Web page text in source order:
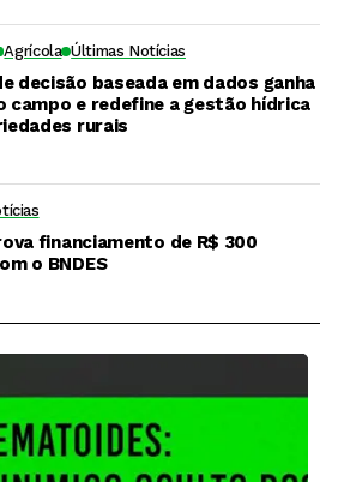
Agrícola Últimas Notícias
decisão baseada em dados ganha
campo e redefine a gestão hídrica
rurais
financiamento de R$ 300
o BNDES